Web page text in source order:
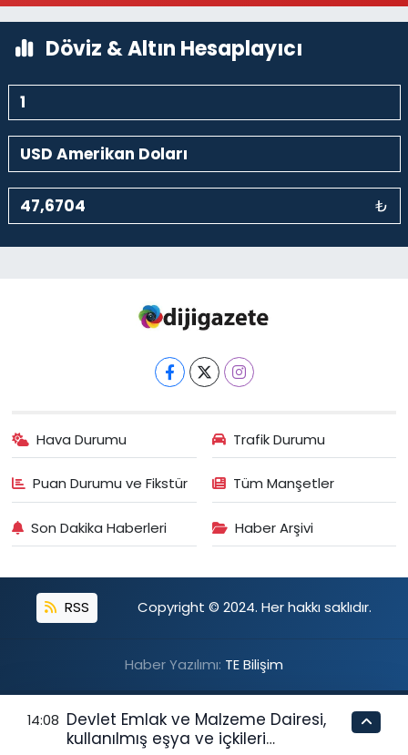
Döviz & Altın Hesaplayıcı
₺
Hava Durumu Trafik Durumu
Puan Durumu ve Fikstür Tüm Manşetler
Son Dakika Haberleri Haber Arşivi
RSS Copyright © 2024. Her hakkı saklıdır.
Haber Yazılımı: TE Bilişim
14:08 Devlet Emlak ve Malzeme Dairesi,
kullanılmış eşya ve içkileri